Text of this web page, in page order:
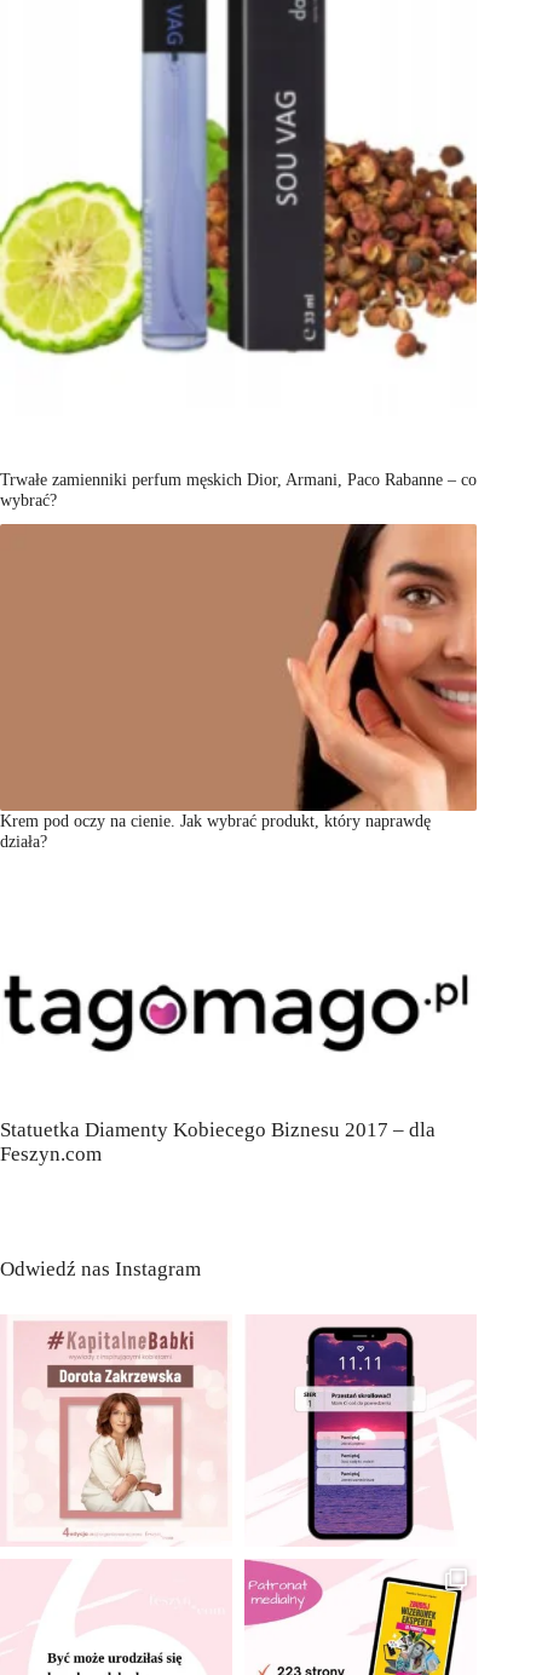
Trwałe zamienniki perfum męskich Dior, Armani, Paco Rabanne – co
wybrać?
Krem pod oczy na cienie. Jak wybrać produkt, który naprawdę
działa?
Statuetka Diamenty Kobiecego Biznesu 2017 – dla
Feszyn.com
Odwiedź nas Instagram